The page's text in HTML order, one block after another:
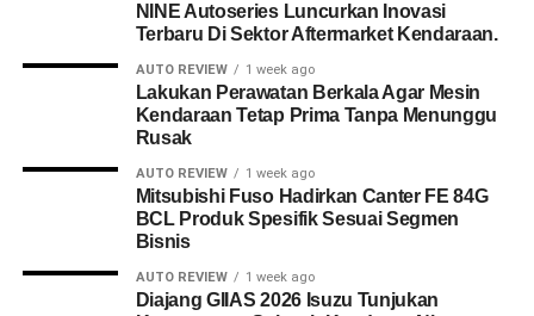
NINE Autoseries Luncurkan Inovasi
Terbaru Di Sektor Aftermarket Kendaraan.
AUTO REVIEW 1 week ago
Lakukan Perawatan Berkala Agar Mesin
Kendaraan Tetap Prima Tanpa Menunggu
Rusak
AUTO REVIEW 1 week ago
Mitsubishi Fuso Hadirkan Canter FE 84G
BCL Produk Spesifik Sesuai Segmen
Bisnis
AUTO REVIEW 1 week ago
Diajang GIIAS 2026 Isuzu Tunjukan